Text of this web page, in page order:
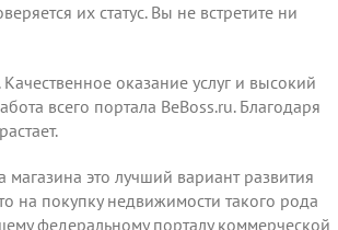
их статус. Вы не встретите ни
оказание услуг и высокий
всего портала BeBoss.ru. Благодаря
магазина это лучший вариант развития
на покупку недвижимости такого рода
федеральному порталу коммерческой